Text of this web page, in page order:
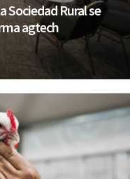
Sociedad Rural se
agtech